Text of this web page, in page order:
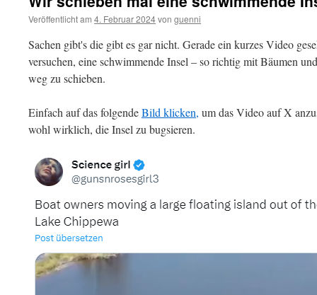
Veröffentlicht am 4. Februar 2024von guenni
Sachen gibt's die gibt es gar nicht. Gerade ein kurzes Video
versuchen, eine schwimmende Insel – so richtig mit Bäumen
weg zu schieben.
Einfach auf das folgendeBild klicken, um das Video auf X
wohl wirklich, die Insel zu bugsieren.